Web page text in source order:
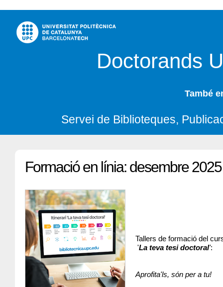
Doctorands
També
Servei de Biblioteques,
Formació en línia: desembre 2025
Tallers de formació del
'La teva tesi doctoral':
Aprofita'ls, són per a tu!